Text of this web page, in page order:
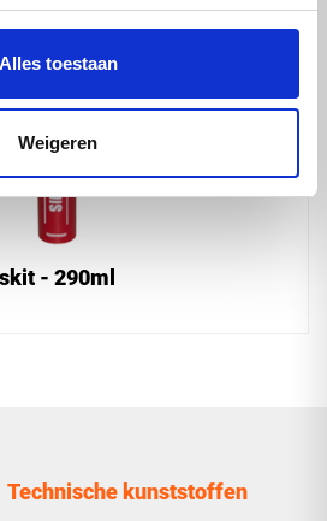
Alles toestaan
Weigeren
- 290ml
Technische kunststoffen